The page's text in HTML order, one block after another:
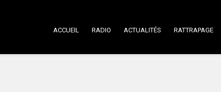
ACCUEIL RADIO ACTUALITÉS RATTRAPAGE